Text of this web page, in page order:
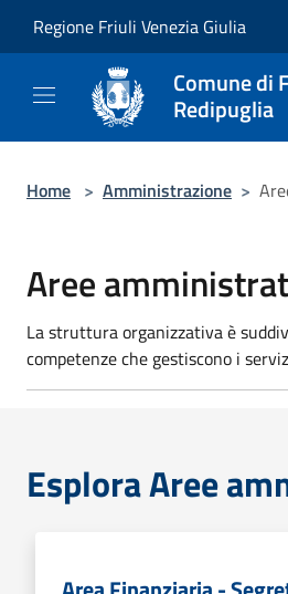
Regione Friuli Venezia Giulia
Comune di
Redipuglia
Home > Amministrazione >
Aree
La struttura organizzativa è
competenze che gestiscono i
Esplora Aree